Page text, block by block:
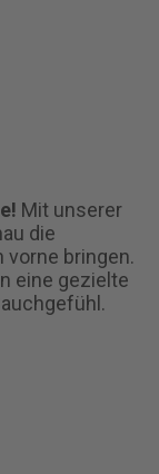
Mit unserer
die
vorne bringen.
eine gezielte